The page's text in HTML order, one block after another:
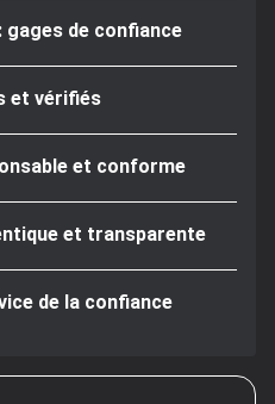
de confiance
et vérifiés
et conforme
et transparente
de la confiance